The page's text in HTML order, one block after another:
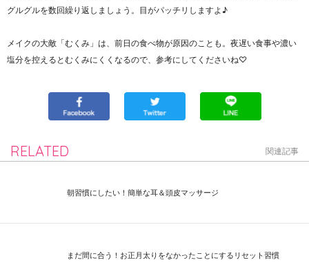
グルグルを数回繰り返しましょう。目がパッチリしますよ♪
メイクの大敵「むくみ」は、前日の食べ物が原因のことも。夜遅い食事や濃い
塩分を控えるとむくみにくくなるので、参考にしてくださいね♡
RELATED 関連記事
朝習慣にしたい！簡単な耳＆頭皮マッサージ
まだ間に合う！お正月太りをなかったことにするリセット習慣